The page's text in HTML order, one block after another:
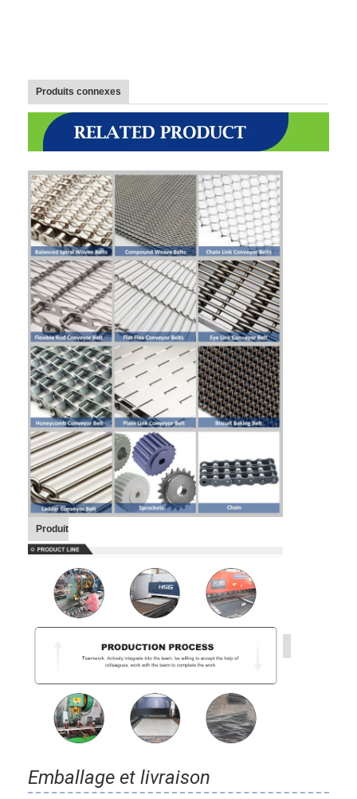
Mesh Belt photovoltaïque solaire
Chaîne Mesh Belt
Ceinture en spirale de congélateur
Oven Conveyor Belt
Produits connexes
Produit
Emballage et livraison